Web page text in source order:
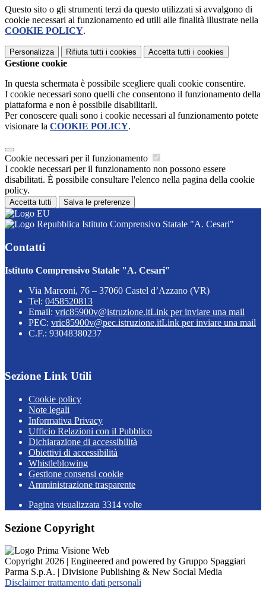
Questo sito o gli strumenti terzi da questo utilizzati si avvalgono di
cookie necessari al funzionamento ed utili alle finalità illustrate nella
COOKIE POLICY.
Personalizza Rifiuta tutti i cookies Accetta tutti i cookies
Gestione cookie
In questa schermata è possibile scegliere quali cookie consentire.
I cookie necessari sono quelli che consentono il funzionamento della
piattaforma e non è possibile disabilitarli.
Per conoscere quali sono i cookie necessari al funzionamento potete
visionare la COOKIE POLICY.
Cookie necessari per il funzionamento
I cookie necessari per il funzionamento non possono essere
disabilitati. È possibile consultare l'elenco nella pagina della cookie
policy.
Accetta tutti Salva le preferenze
Istituto Comprensivo Statale "A. Cesari"
Contatti
Istituto Comprensivo Statale "A. Cesari"
Via Marconi, 76 – 37060 Castel d’Azzano (VR)
Tel: 0458520813
Email: vric85900v@istruzione.itLink per inviare una mail
PEC: vric85900v@pec.istruzione.itLink per inviare una mail
C.F.: 93048380237
Sezione Link Utili
Cookie policy
Note legali
Informativa Privacy
Ufficio Relazioni con il Pubblico
Dichiarazione di accessibilità
Obiettivi di accessibilità
Whistleblowing
Gestione consensi cookie
Amministrazione trasparente
Pagina visualizzata 3314 volte
Sezione Copyright
Copyright 2026 | Engineered and powered by Gruppo Spaggiari
Parma S.p.A. | Divisione Publishing & New Social Media
Disclaimer trattamento dati personali